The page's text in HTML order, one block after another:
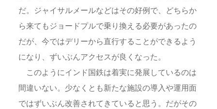
だ。ジャイサルメールなどはその好例で、どちらか
ら来てもジョードプルで乗り換える必要があったの
だが、今ではデリーから直行することができるよう
になり、ずいぶんアクセスが良くなった。
このようにインド国鉄は着実に発展しているのは
間違いない。少なくとも新たな施設の導入や運用面
ではずいぶん改善されてきていると思う。だがその